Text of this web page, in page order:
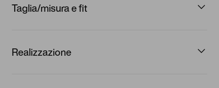
Taglia/misura e fit
Realizzazione